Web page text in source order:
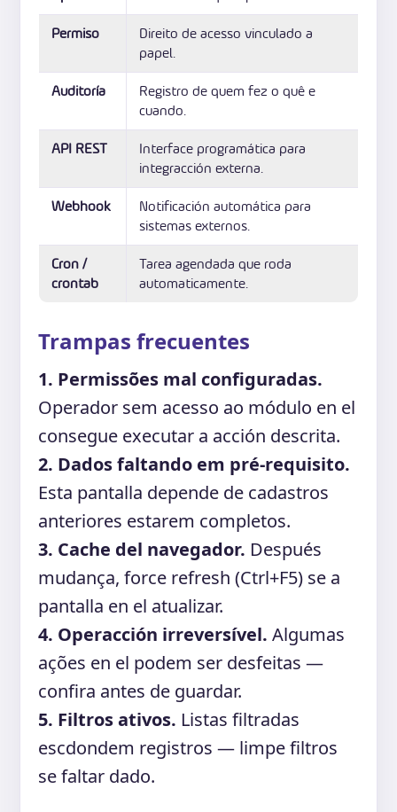
Permiso
Direito de acesso vinculado a
papel.
Auditoría
Registro de quem fez o quê e
cuando.
API REST
Interface programática para
integracción externa.
Webhook
Notificación automática para
sistemas externos.
Cron /
crontab
Tarea agendada que roda
automaticamente.
Trampas frecuentes
1. Permissões mal configuradas.
Operador sem acesso ao módulo en el
consegue executar a acción descrita.
2. Dados faltando em pré-requisito.
Esta pantalla depende de cadastros
anteriores estarem completos.
3. Cache del navegador. Después
mudança, force refresh (Ctrl+F5) se a
pantalla en el atualizar.
4. Operacción irreversível. Algumas
ações en el podem ser desfeitas —
confira antes de guardar.
5. Filtros ativos. Listas filtradas
escdondem registros — limpe filtros
se faltar dado.